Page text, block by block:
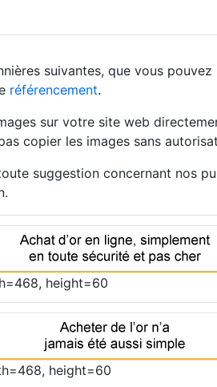
suivantes, que vous
référencement.
sur votre site web
copier les images sans
suggestion concernant nos
height=60
height=60